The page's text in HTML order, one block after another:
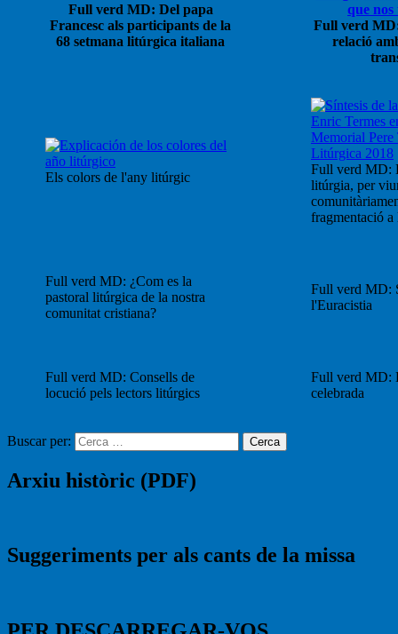
Full verd MD: Del papa
Francesc als participants de la
68 setmana litúrgica italiana
Full verd
relació
Els colors de l'any litúrgic
Full verd MD:
litúrgia, per
fragmentació a
Full verd MD: ¿Com es la
pastoral litúrgica de la nostra
comunitat cristiana?
Full verd MD:
l'Euracistia
Full verd MD: Consells de
locució pels lectors litúrgics
Full verd MD:
celebrada
Buscar per: Cerca
Arxiu històric (PDF)
Suggeriments per als cants de la missa